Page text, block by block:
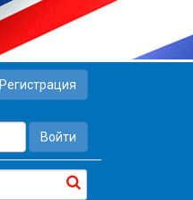
Регистрация
Войти